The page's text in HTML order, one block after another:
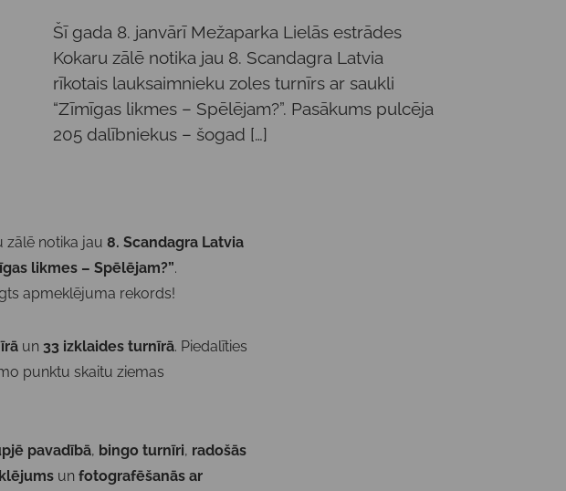
Šī gada 8. janvārī Mežaparka Lielās estrādes
Kokaru zālē notika jau 8. Scandagra Latvia
rīkotais lauksaimnieku zoles turnīrs ar saukli
“Zīmīgas likmes – Spēlējam?”. Pasākums pulcēja
205 dalībniekus – šogad […]
zālē notika jau8. Scandagra Latvia
likmes – Spēlējam?”.
apmeklējuma rekords!
un 33 izklaides turnīrā. Piedalīties
punktu skaitu ziemas
pavadībā, bingo turnīri, radošās
unfotografēšanās ar